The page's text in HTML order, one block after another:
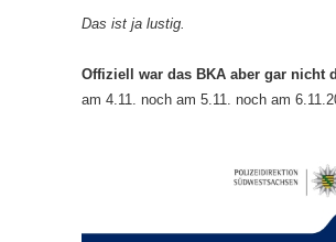
Das ist ja lustig.
Offiziell war das BKA aber gar nicht
am 4.11. noch am 5.11. noch am